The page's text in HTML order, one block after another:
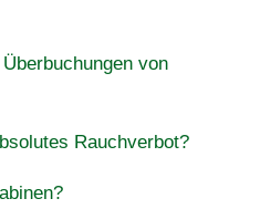
von
Rauchverbot?